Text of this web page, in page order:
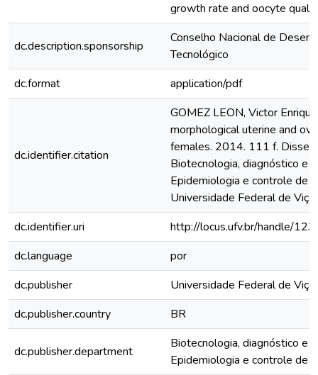
growth rate and oocyte
dc.description.sponsorship
Conselho Nacional de
Tecnológico
dc.format
application/pdf
dc.identifier.citation
GOMEZ LEON, Victor
morphological uterine and
females. 2014. 111 f.
Biotecnologia, diagnóstico e
Epidemiologia e controle de
Universidade Federal de
dc.identifier.uri
http://locus.ufv.br/handle/
dc.language
por
dc.publisher
Universidade Federal de
dc.publisher.country
BR
dc.publisher.department
Biotecnologia, diagnóstico e
Epidemiologia e controle de